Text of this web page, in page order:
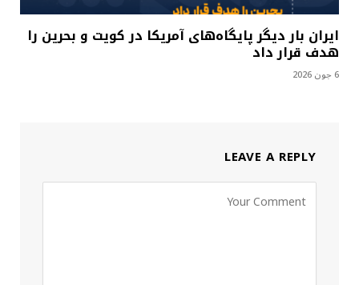
ایران بار دیگر پایگاه‌های آمریکا در کویت و بحرین را
هدف قرار داد
6 جون 2026
LEAVE A REPLY